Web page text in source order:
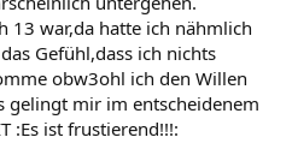
13 war,da hatte ich nähmlich
Gefühl,dass ich nichts
obw3ohl ich den Willen
gelingt mir im entscheidenem
:Es ist frustierend!!!: